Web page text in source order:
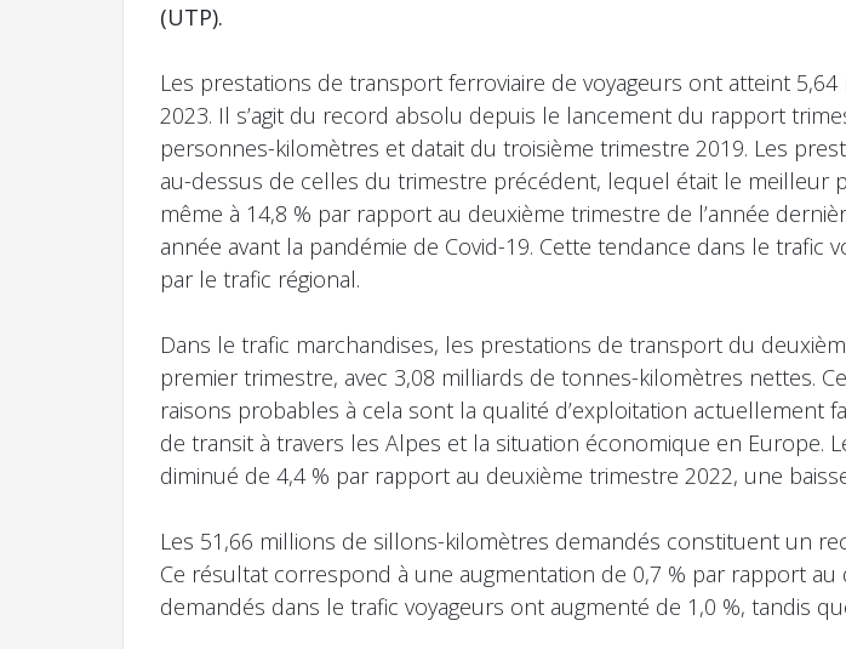
(UTP).
Les prestations de transport ferroviaire de voyageurs ont atteint
2023. Il s’agit du record absolu depuis le lancement du rapport
personnes-kilomètres et datait du troisième trimestre 2019. Les
au-dessus de celles du trimestre précédent, lequel était le meilleur
même à 14,8 % par rapport au deuxième trimestre de l’année
année avant la pandémie de Covid-19. Cette tendance dans le
par le trafic régional.
Dans le trafic marchandises, les prestations de transport du
premier trimestre, avec 3,08 milliards de tonnes-kilomètres nettes.
raisons probables à cela sont la qualité d’exploitation
de transit à travers les Alpes et la situation économique en
diminué de 4,4 % par rapport au deuxième trimestre 2022, une
Les 51,66 millions de sillons-kilomètres demandés constituent un
Ce résultat correspond à une augmentation de 0,7 % par rapport
demandés dans le trafic voyageurs ont augmenté de 1,0 %, tandis